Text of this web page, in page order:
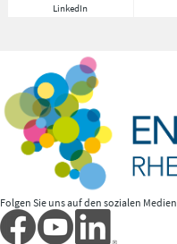
LinkedIn
Folgen Sie uns auf den sozialen Medien